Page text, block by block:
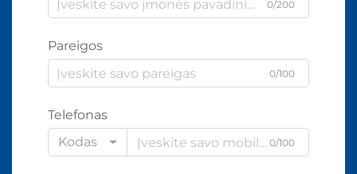
0/200
Pareigos
0/100
Telefonas
Kodas
0/100